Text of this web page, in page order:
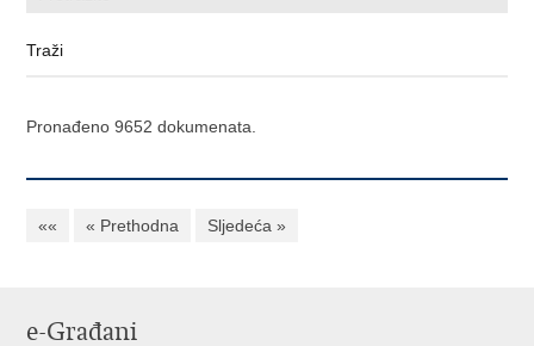
Pronađeno 9652 dokumenata.
«« « Prethodna Sljedeća »
e-Građani